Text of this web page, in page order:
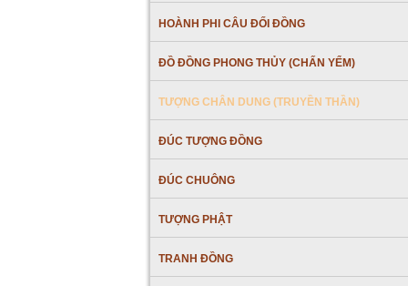
HOÀNH PHI CÂU ĐỐI ĐỒNG
ĐỒ ĐỒNG PHONG THỦY (CHẤN YỂM)
TƯỢNG CHÂN DUNG (TRUYỀN THẦN)
ĐÚC TƯỢNG ĐỒNG
ĐÚC CHUÔNG
TƯỢNG PHẬT
TRANH ĐỒNG